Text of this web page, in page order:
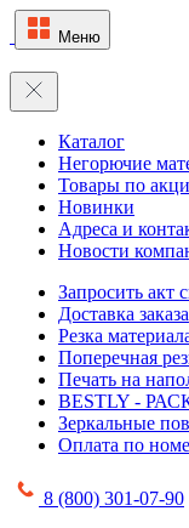
Меню
Каталог
Негорючие
Товары по
Новинки
Адреса и
Новости
Запросить акт
Доставка заказа
Резка
Поперечная
Печать на
BESTLY -
Зеркальные
Оплата по
8 (800) 301-07-90